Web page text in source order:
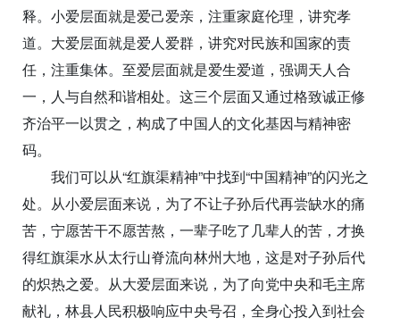
释。小爱层面就是爱己爱亲，注重家庭伦理，讲究孝
道。大爱层面就是爱人爱群，讲究对民族和国家的责
任，注重集体。至爱层面就是爱生爱道，强调天人合
一，人与自然和谐相处。这三个层面又通过格致诚正修
齐治平一以贯之，构成了中国人的文化基因与精神密
码。
我们可以从“红旗渠精神”中找到“中国精神”的闪光之
处。从小爱层面来说，为了不让子孙后代再尝缺水的痛
苦，宁愿苦干不愿苦熬，一辈子吃了几辈人的苦，才换
得红旗渠水从太行山脊流向林州大地，这是对子孙后代
的炽热之爱。从大爱层面来说，为了向党中央和毛主席
献礼，林县人民积极响应中央号召，全身心投入到社会